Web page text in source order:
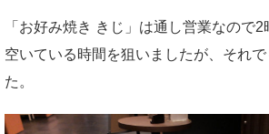
「お好み焼き きじ」は通し営業なので
空いている時間を狙いましたが、それ
た。